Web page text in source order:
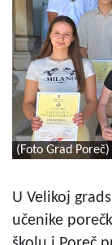
(Foto Grad Poreč)
U Velikoj
učenike